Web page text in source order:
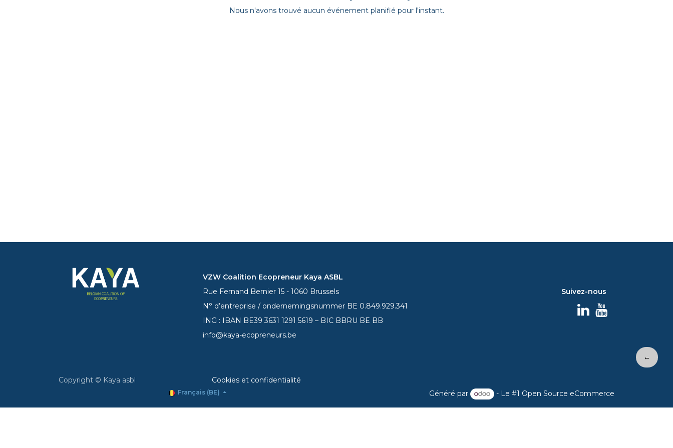
Nous n'avons trouvé aucun événement planifié pour l'instant.
Suivez-nous
←
VZW Coalition Ecopreneur Kaya ASBL
Rue Fernand Bernier 15 - 1060 Brussels
N° d’entreprise / ondernemingsnummer BE 0.849.929.341
ING : IBAN BE393631 1291 5619 – BIC BBRU BE BB
info@kaya-ecopreneurs.be
Copyright © Kaya asbl Cookies et confidentialité
Français (BE) Généré par - Le #1 Open Source eCommerce